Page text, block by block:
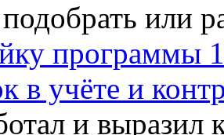
или
программы
в учёте и
и выразил